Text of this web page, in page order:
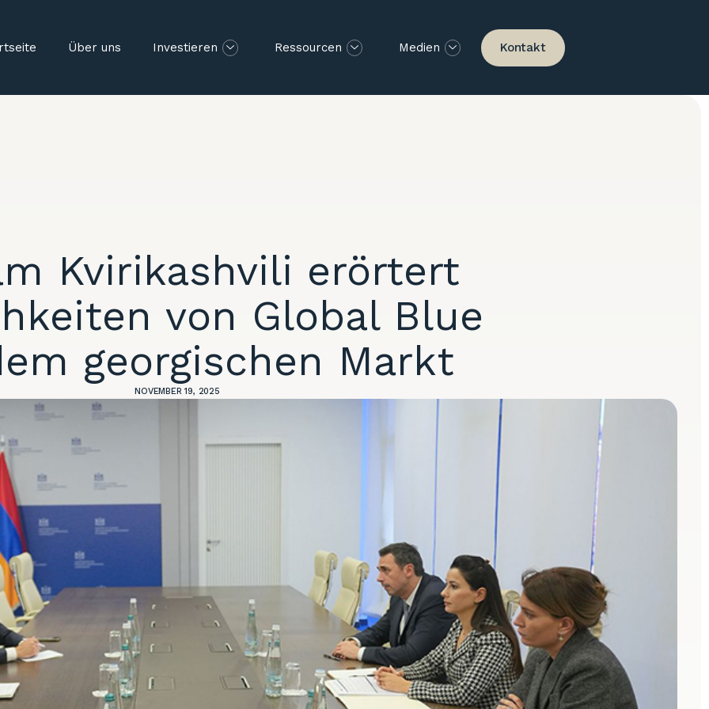
Über uns Investieren Ressourcen Medien Kontakt
Kvirikashvili erörtert
von Global Blue
georgischen Markt
NOVEMBER 19, 2025